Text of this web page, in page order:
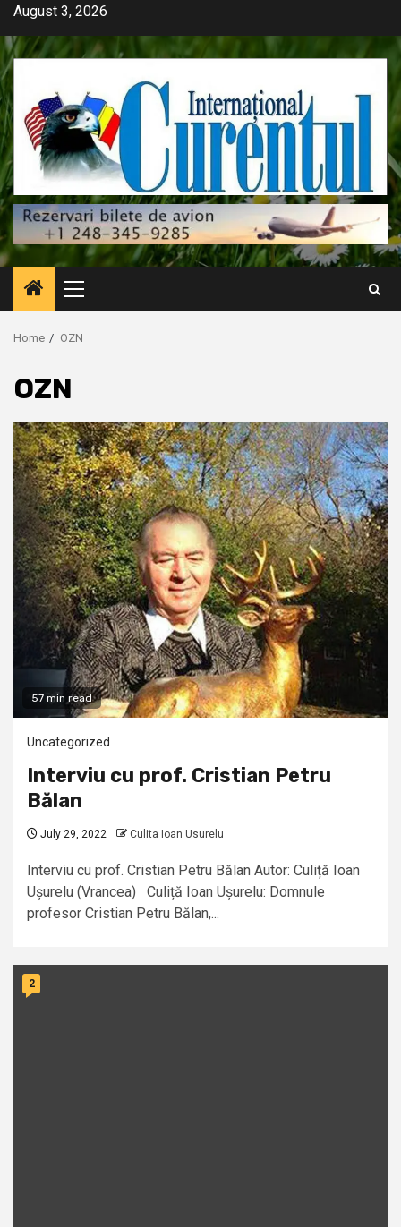
Skip
content
August 3, 2026
Primary
Menu
Home OZN
OZN
57 min read
Uncategorized
Interviu cu prof. Cristian Petru
Bălan
July 29, 2022 Culita Ioan Usurelu
Interviu cu prof. Cristian Petru Bălan Autor: Culiță Ioan
Ușurelu (Vrancea) Culiță Ioan Ușurelu: Domnule
profesor Cristian Petru Bălan,...
2